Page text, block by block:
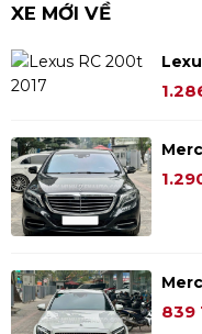
XE MỚI VỀ
839